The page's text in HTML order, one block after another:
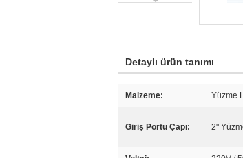
Detaylı ürün tanımı
Malzeme: Yüzme
Giriş Portu Çapı: 2"